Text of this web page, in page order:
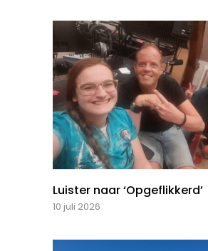
Luister naar ‘Opgeflikkerd’
10 juli 2026